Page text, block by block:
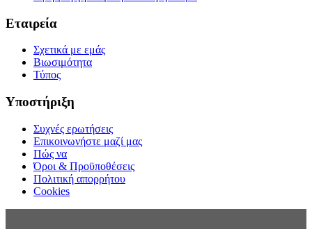
Εταιρεία
Σχετικά με εμάς
Βιωσιμότητα
Τύπος
Υποστήριξη
Συχνές ερωτήσεις
Επικοινωνήστε μαζί μας
Πώς να
Όροι & Προϋποθέσεις
Πολιτική απορρήτου
Cookies